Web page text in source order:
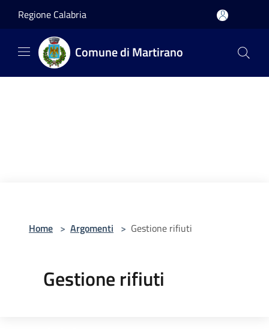
Regione Calabria
Comune di Martirano
Home > Argomenti > Gestione rifiuti
Gestione rifiuti